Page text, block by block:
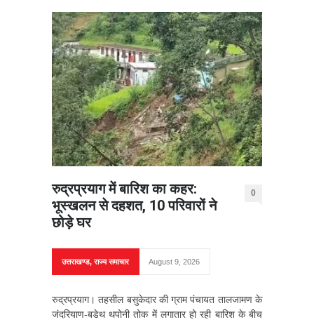
रुद्रप्रयाग में बारिश का कहर:
भूस्खलन से दहशत, 10 परिवारों ने
छोड़े घर
0
उत्तराखण्ड,राज्य समाचार August 9, 2026
रुद्रप्रयाग। तहसील बसुकेदार की ग्राम पंचायत तालजामण के
जंदरियाण-बडेथ थपोनी तोक में लगातार हो रही बारिश के बीच